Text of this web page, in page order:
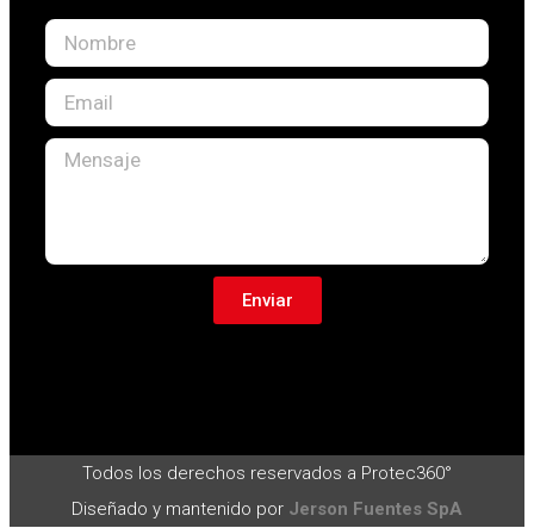
Enviar
Todos los derechos reservados a Protec360°
Diseñado y mantenido por Jerson Fuentes SpA